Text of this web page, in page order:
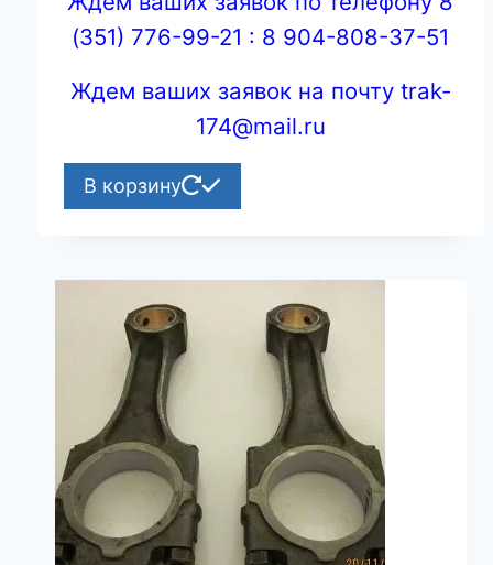
(351) 776-99-21 : 8 904-808-37-51
Ждем ваших заявок на почту trak-
174@mail.ru
В корзину